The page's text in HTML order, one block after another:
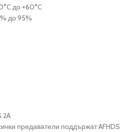
до +60°C
до 95%
2A
предаватели поддържат AFHDS